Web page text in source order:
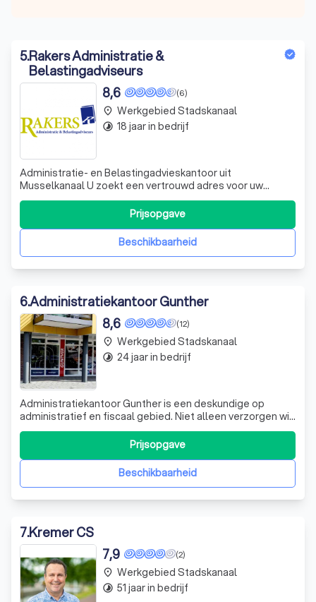
5.Rakers Administratie &
Belastingadviseurs
(6)
8,6
Administratie- en Belastingadvieskantoor uit
Musselkanaal U zoekt een vertrouwd adres voor uw
administratie, jaarrekeningen, belastingen en financiële
adviezen? Dan bent u bij Rakers Administratie &
Belastingadviseurs aan het juiste adres. Wij zijn deskundig
op financieel en fiscaal gebied. Ons adm
Beschikbaarheid
Prijsopgave
place Werkgebied Stadskanaal
timelapse 18 jaar in bedrijf
6.Administratiekantoor Gunther
(12)
8,6
Administratiekantoor Gunther is een deskundige op
administratief en fiscaal gebied. Niet alleen verzorgen wij
uw bedrijfsadministratie, maar ook nemen wij al uw
belastingaangiften uit handen. U kunt verder bij ons
terecht met uw vragen op deze gebieden en met
specifieke vragen over bijvoorbeeld pers
Beschikbaarheid
Prijsopgave
place Werkgebied Stadskanaal
timelapse 24 jaar in bedrijf
7.Kremer CS
(2)
7,9
place Werkgebied Stadskanaal
timelapse 51 jaar in bedrijf